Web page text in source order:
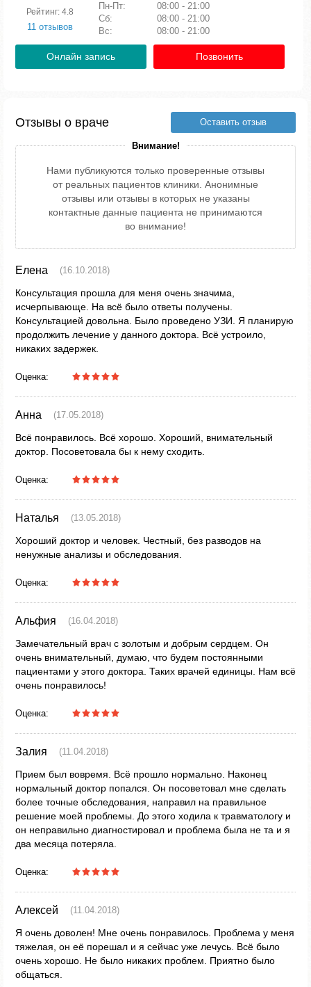
Рейтинг: 4.8
11 отзывов
Пн-Пт:
08:00 - 21:00
Сб:
08:00 - 21:00
Вс:
08:00 - 21:00
Онлайн запись Позвонить
Отзывы о враче Оставить отзыв
Внимание!
Нами публикуются только проверенные отзывы
от реальных пациентов клиники. Анонимные
отзывы или отзывы в которых не указаны
контактные данные пациента не принимаются
во внимание!
Елена (16.10.2018)
Консультация прошла для меня очень значима,
исчерпывающе. На всё было ответы получены.
Консультацией довольна. Было проведено УЗИ. Я планирую
продолжить лечение у данного доктора. Всё устроило,
никаких задержек.
Оценка:
Анна (17.05.2018)
Всё понравилось. Всё хорошо. Хороший, внимательный
доктор. Посоветовала бы к нему сходить.
Оценка:
Наталья (13.05.2018)
Хороший доктор и человек. Честный, без разводов на
ненужные анализы и обследования.
Оценка:
Альфия (16.04.2018)
Замечательный врач с золотым и добрым сердцем. Он
очень внимательный, думаю, что будем постоянными
пациентами у этого доктора. Таких врачей единицы. Нам всё
очень понравилось!
Оценка:
Залия (11.04.2018)
Прием был вовремя. Всё прошло нормально. Наконец
нормальный доктор попался. Он посоветовал мне сделать
более точные обследования, направил на правильное
решение моей проблемы. До этого ходила к травматологу и
он неправильно диагностировал и проблема была не та и я
два месяца потеряла.
Оценка:
Алексей (11.04.2018)
Я очень доволен! Мне очень понравилось. Проблема у меня
тяжелая, он её порешал и я сейчас уже лечусь. Всё было
очень хорошо. Не было никаких проблем. Приятно было
общаться.